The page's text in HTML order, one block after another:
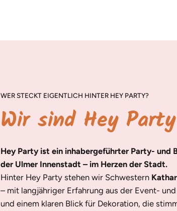
WER STECKT EIGENTLICH HINTER HEY PARTY?
Wir sind Hey Party
Hey Party ist ein inhabergeführter Party- und
der Ulmer Innenstadt – im Herzen der Stadt.
Hinter Hey Party stehen wir Schwestern
– mit langjähriger Erfahrung aus der Event-
und einem klaren Blick für Dekoration, die